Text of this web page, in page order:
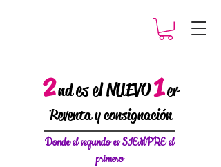
2ndes el NUEVO1er
Reventa y consignación
Donde elsegundo es SIEMPRE el
primero